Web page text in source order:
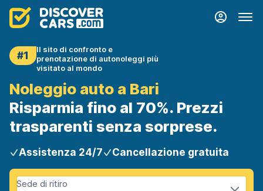
#1
Il sito di confronto e
prenotazione di autonoleggi più
visitato al mondo
Noleggio auto a Bari
Risparmia fino al 70%. Prezzi
trasparenti senza sorprese.
Assistenza 24/7 Cancellazione gratuita
Sede di ritiro